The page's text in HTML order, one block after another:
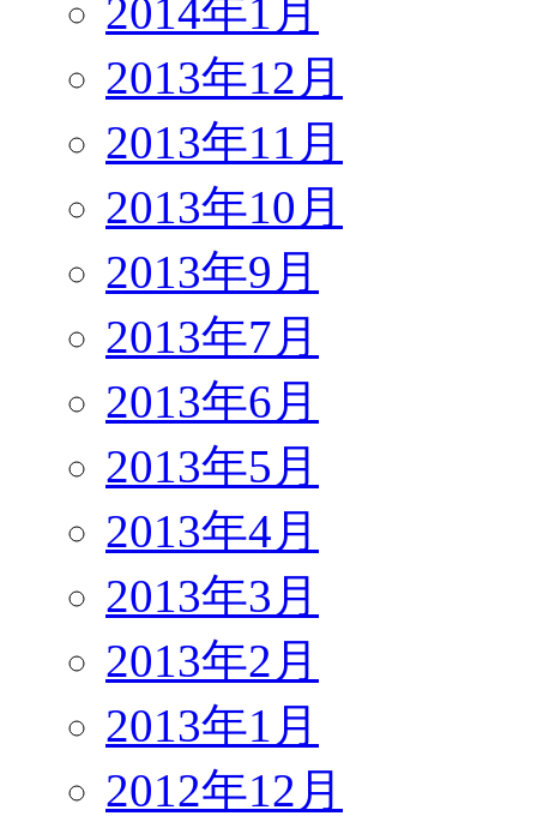
2014年1月
2013年12月
2013年11月
2013年10月
2013年9月
2013年7月
2013年6月
2013年5月
2013年4月
2013年3月
2013年2月
2013年1月
2012年12月